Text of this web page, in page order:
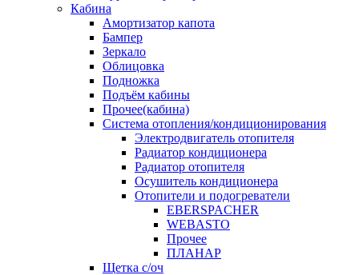
Кабина
Амортизатор капота
Бампер
Зеркало
Облицовка
Подножка
Подъём кабины
Прочее(кабина)
Система отопления/кондиционирования
Электродвигатель отопителя
Радиатор кондиционера
Радиатор отопителя
Осушитель кондиционера
Отопители и подогреватели
EBERSPACHER
WEBASTO
Прочее
ПЛАНАР
Щетка с/оч